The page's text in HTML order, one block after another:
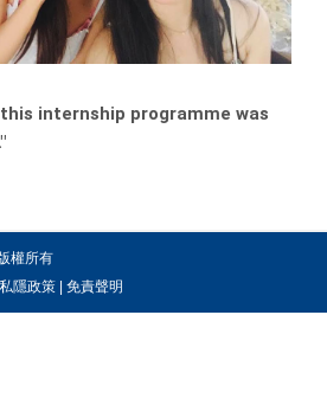
internship programme was
權所有
私隱政策 免責聲明